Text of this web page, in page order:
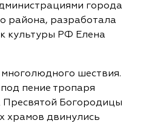
города
района, разработала
культуры РФ Елена
шествия.
пение тропаря
Пресвятой Богородицы
храмов двинулись